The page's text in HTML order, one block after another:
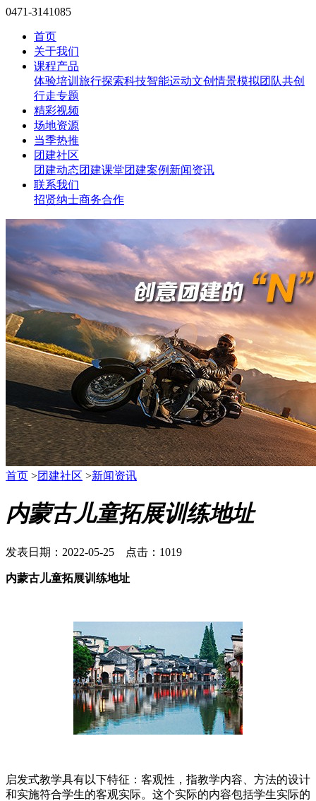
0471-3141085
首页
关于我们
课程产品
体验培训 旅行探索科技智能运动文创情景模拟团队共创
行走专题
精彩视频
场地资源
当季热推
团建社区
团建动态团建课堂团建案例 新闻资讯
联系我们
招贤纳士商务合作
首页 >团建社区 >新闻资讯
内蒙古儿童拓展训练地址
发表日期：2022-05-25 点击：1019
内蒙古儿童拓展训练地址
启发式教学具有以下特征：客观性，指教学内容、方法的设计
和实施符合学生的客观实际。这个实际的内容包括学生实际的